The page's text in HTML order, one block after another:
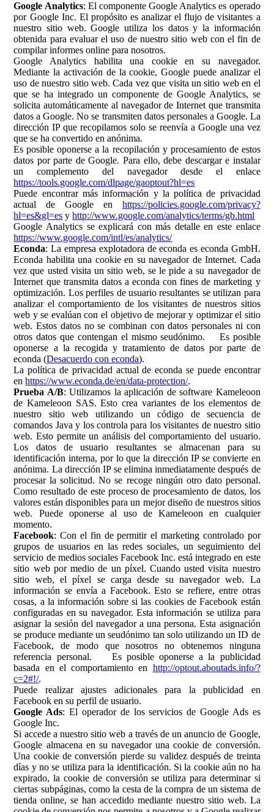
Google Analytics: El componente Google Analytics es operado
por Google Inc. El propósito es analizar el flujo de visitantes a
nuestro sitio web. Google utiliza los datos y la información
obtenida para evaluar el uso de nuestro sitio web con el fin de
compilar informes online para nosotros.
Google Analytics habilita una cookie en su navegador.
Mediante la activación de la cookie, Google puede analizar el
uso de nuestro sitio web. Cada vez que visita un sitio web en el
que se ha integrado un componente de Google Analytics, se
solicita automáticamente al navegador de Internet que transmita
datos a Google. No se transmiten datos personales a Google. La
dirección IP que recopilamos solo se reenvía a Google una vez
que se ha convertido en anónima.
Es posible oponerse a la recopilación y procesamiento de estos
datos por parte de Google. Para ello, debe descargar e instalar
un complemento del navegador desde el enlace
https://tools.google.com/dlpage/gaoptout?hl=es
Puede encontrar más información y la política de privacidad
actual de Google en https://policies.google.com/privacy?
hl=es&gl=es yhttp://www.google.com/analytics/terms/gb.html
Google Analytics se explicará con más detalle en este enlace
https://www.google.com/intl/es/analytics/
Econda: La empresa explotadora de econda es econda GmbH.
Econda habilita una cookie en su navegador de Internet. Cada
vez que usted visita un sitio web, se le pide a su navegador de
Internet que transmita datos a econda con fines de marketing y
optimización. Los perfiles de usuario resultantes se utilizan para
analizar el comportamiento de los visitantes de nuestros sitios
web y se evalúan con el objetivo de mejorar y optimizar el sitio
web. Estos datos no se combinan con datos personales ni con
otros datos que contengan el mismo seudónimo. Es posible
oponerse a la recogida y tratamiento de datos por parte de
econda (Desacuerdo con econda).
La política de privacidad actual de econda se puede encontrar
enhttps://www.econda.de/en/data-protection/.
Prueba A/B: Utilizamos la aplicación de software Kameleoon
de Kameleoon SAS. Esto crea variantes de los elementos de
nuestro sitio web utilizando un código de secuencia de
comandos Java y los controla para los visitantes de nuestro sitio
web. Esto permite un análisis del comportamiento del usuario.
Los datos de usuario resultantes se almacenan para su
identificación interna, por lo que la dirección IP se convierte en
anónima. La dirección IP se elimina inmediatamente después de
procesar la solicitud. No se recoge ningún otro dato personal.
Como resultado de este proceso de procesamiento de datos, los
valores están disponibles para un mejor diseño de nuestros sitios
web. Puede oponerse al uso de Kameleoon en cualquier
momento.
Facebook: Con el fin de permitir el marketing controlado por
grupos de usuarios en las redes sociales, un seguimiento del
servicio de medios sociales Facebook Inc. está integrado en este
sitio web por medio de un píxel. Cuando usted visita nuestro
sitio web, el píxel se carga desde su navegador web. La
información se envía a Facebook. Esto se refiere, entre otras
cosas, a la información sobre si las cookies de Facebook están
configuradas en su navegador. Esta información se utiliza para
asignar la sesión del navegador a una persona. Esta asignación
se produce mediante un seudónimo tan solo utilizando un ID de
Facebook, de modo que nosotros no obtenemos ninguna
referencia personal. Es posible oponerse a la publicidad
basada en el comportamiento en http://optout.aboutads.info/?
c=2#!/.
Puede realizar ajustes adicionales para la publicidad en
Facebook en su perfil de usuario.
Google Ads: El operador de los servicios de Google Ads es
Google Inc.
Si accede a nuestro sitio web a través de un anuncio de Google,
Google almacena en su navegador una cookie de conversión.
Una cookie de conversión pierde su validez después de treinta
días y no se utiliza para la identificación. Si la cookie aún no ha
expirado, la cookie de conversión se utiliza para determinar si
ciertas subpáginas, como la cesta de la compra de un sistema de
tienda online, se han accedido mediante nuestro sitio web. La